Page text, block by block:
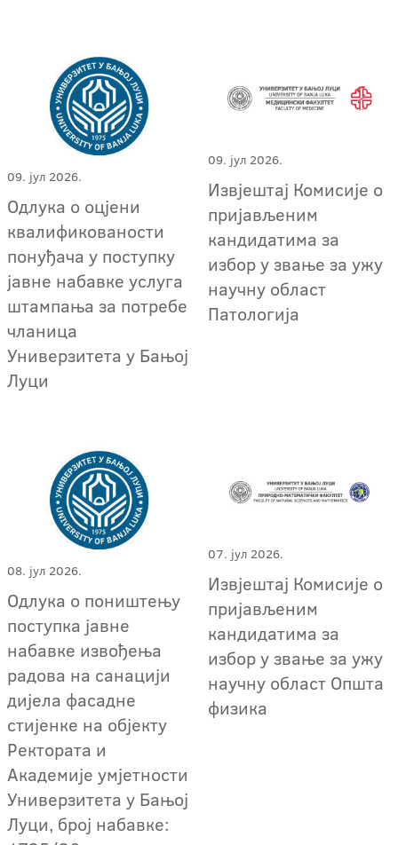
09. јул 2026.
Одлука о оцјени
квалификованости
понуђача у поступку
јавне набавке услуга
штампања за потребе
чланица
Универзитета у Бањој
Луци
09. јул 2026.
Извјештај Комисије о
пријављеним
кандидатима за
избор у звање за ужу
научну област
Патологија
08. јул 2026.
Одлука о поништењу
поступка јавне
набавке извођења
радова на санацији
дијела фасадне
стијенке на објекту
Ректората и
Академије умјетности
Универзитета у Бањој
Луци, број набавке:
07. јул 2026.
Извјештај Комисије о
пријављеним
кандидатима за
избор у звање за ужу
научну област Општа
физика